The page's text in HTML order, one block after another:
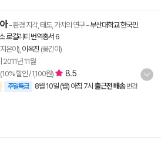
- 환경 지각, 태도, 가치의 연구-부산대학교 한국민
로컬리티 번역총서 6
은이), 이옥진 (옮긴이)
2011년 11월
할인 / 1,100원) 8.5
주말특급 8월 10일 (월) 아침 7시 출근전 배송 변경